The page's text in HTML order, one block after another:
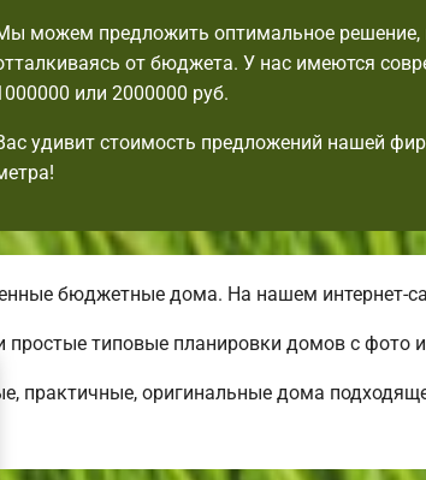
можем предложить оптимальное решение,
от бюджета. У нас имеются
или 2000000 руб.
удивит стоимость предложений нашей
бюджетные дома. На нашем интернет-
простые типовые планировки домов с фото
практичные, оригинальные дома